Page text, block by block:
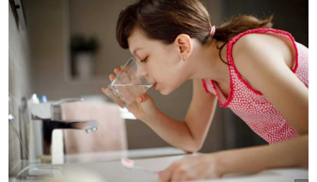
Dahan besar dari pokok tua patah